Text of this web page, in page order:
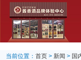
当前位置： 首页 > 新闻 > 国